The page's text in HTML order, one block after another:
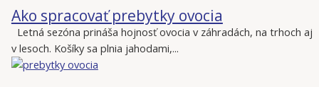
Ako spracovať prebytky ovocia
Letná sezóna prináša hojnosť ovocia v záhradách, na trhoch aj
v lesoch. Košíky sa plnia jahodami,...